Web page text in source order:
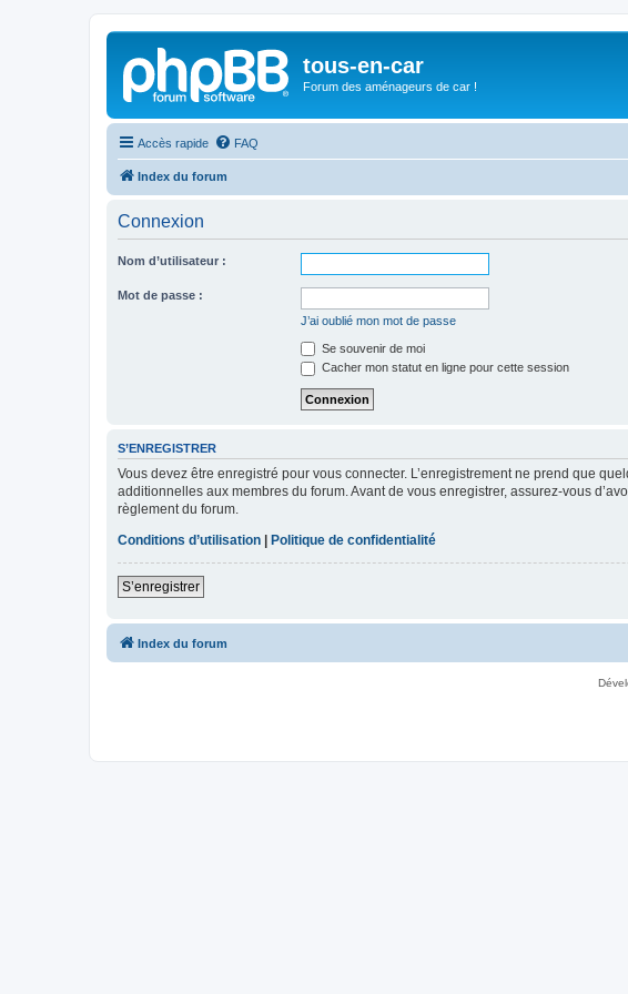
tous-en-car
Forum des aménageurs de car !
Accès rapide FAQ
Index du forum
Connexion
Nom d’utilisateur :
Mot de passe :
J’ai oublié mon mot de passe
Se souvenir de moi
Cacher mon statut en ligne pour cette session
S’ENREGISTRER
Vous devez être enregistré pour vous connecter. L’enregistrement ne prend que
additionnelles aux membres du forum. Avant de vous enregistrer, assurez-vous
règlement du forum.
Conditions d’utilisation
Politique de confidentialité
S’enregistrer
Index du forum